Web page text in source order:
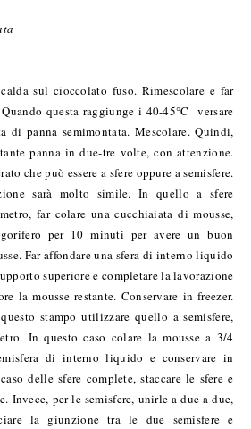
sul cioccolato fuso. Rimescolare e far
Quando questa raggiunge i 40-45°C versare
di panna semimontata. Mescolare. Quindi,
panna in due-tre volte, con attenzione.
che può essere a sfere oppure a semisfere.
sarà molto simile. In quello a sfere
far colare una cucchiaiata di mousse,
per 10 minuti per avere un buon
Far affondare una sfera di interno liquido
superiore e completare la lavorazione
la mousse restante. Conservare in freezer.
stampo utilizzare quello a semisfere,
In questo caso colare la mousse a 3/4
di interno liquido e conservare in
delle sfere complete, staccare le sfere e
Invece, per le semisfere, unirle a due a due,
la giunzione tra le due semisfere e